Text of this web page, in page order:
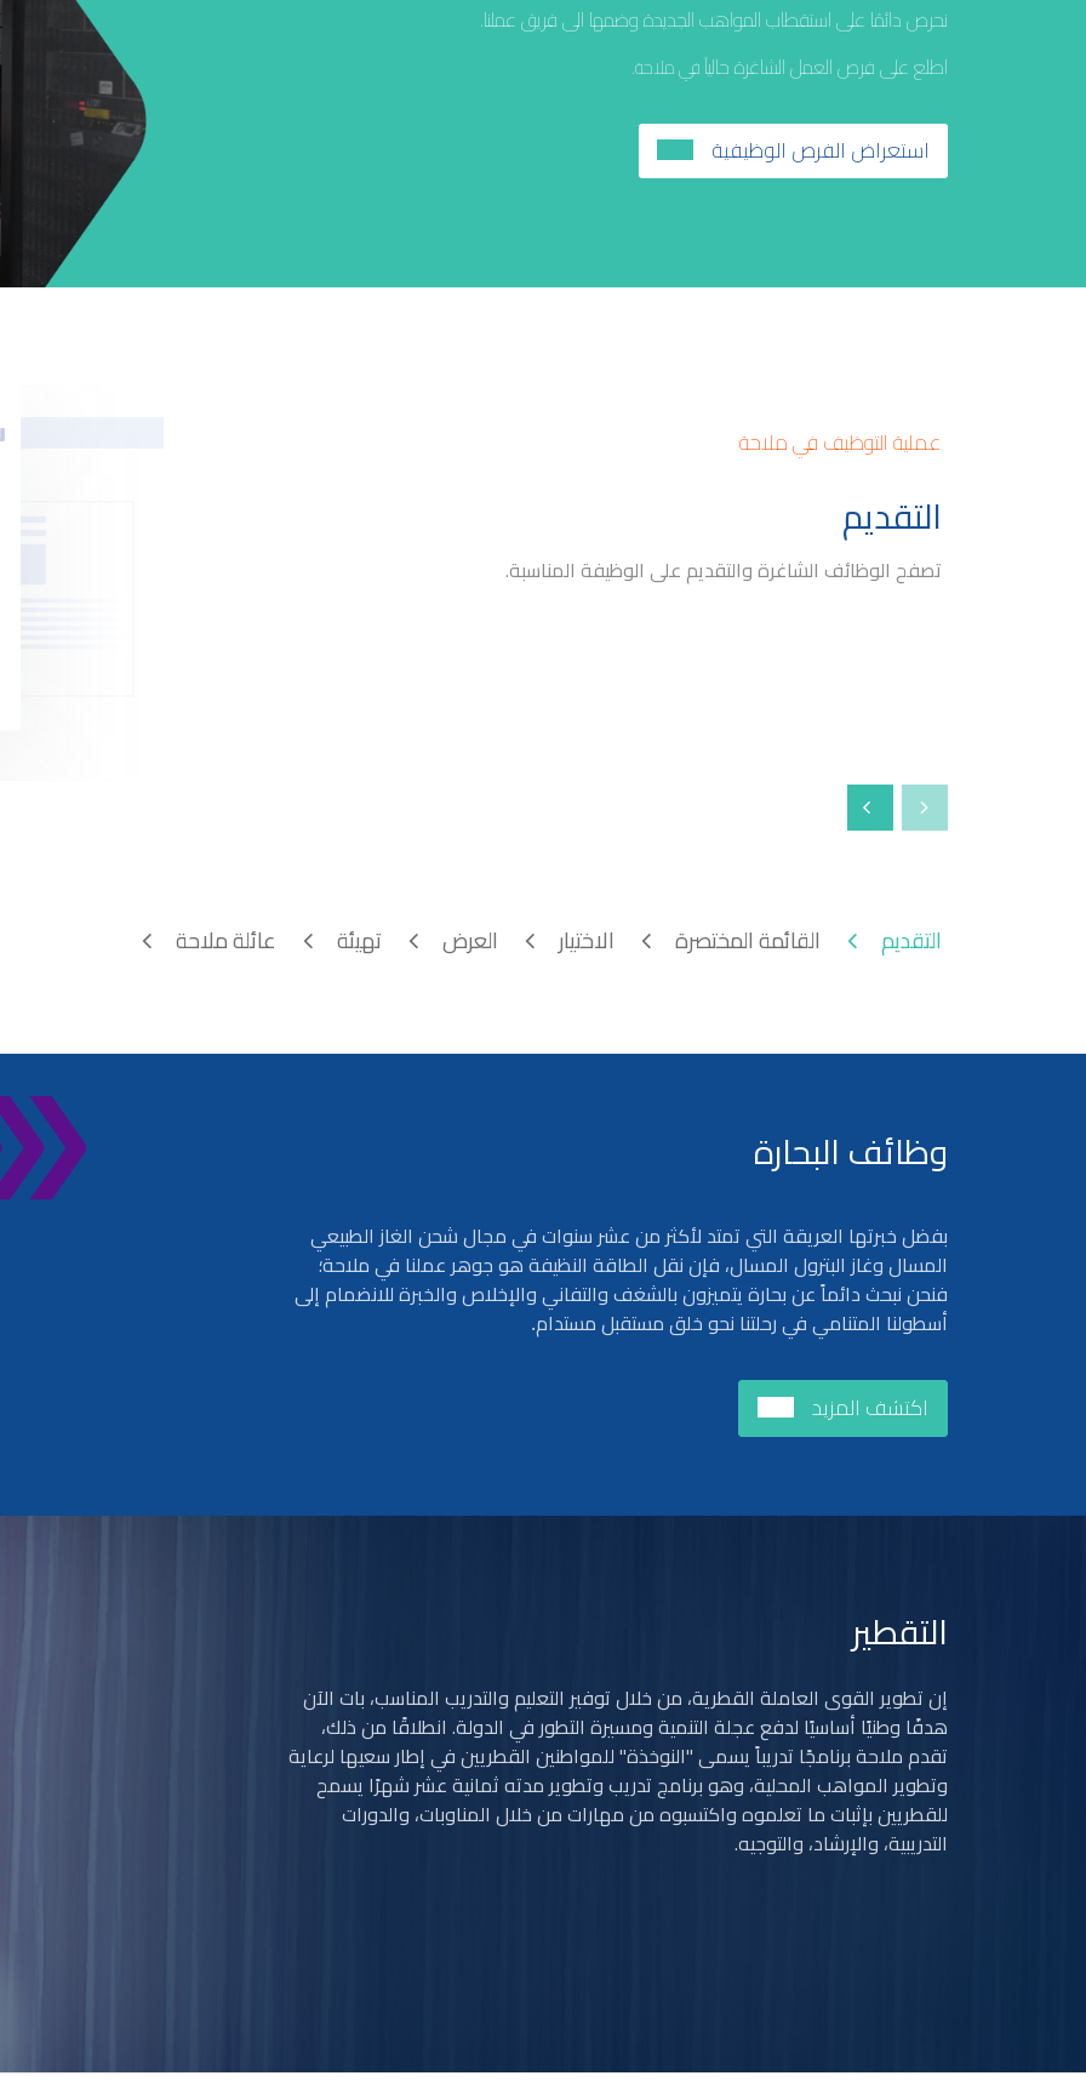
نحرص دائمًا على استقطاب المواهب الجديدة وضمها الى فريق عملنا.
اطلع على فرص العمل الشاغرة حالياًفي ملاحة.
استعراض الفرص الوظيفية
عملية التوظيف في ملاحة
التقديم
تصفح الوظائف الشاغرة والتقديم على الوظيفة المناسبة.
التقديم القائمة المختصرة الاختيار العرض تهيئة عائلة ملاحة
وظائف البحارة
بفضل خبرتها العريقة التي تمتد لأكثر من عشر سنوات في مجال شحن الغاز الطبيعي
المسال وغاز البترول المسال، فإن نقل الطاقة النظيفة هو جوهر عملنا في ملاحة؛
فنحن نبحث دائماً عن بحارة يتميزون بالشغف والتفاني والإخلاص والخبرة للانضمام إلى
أسطولنا المتنامي في رحلتنا نحو خلق مستقبل مستدام.
اكتشف المزيد
التقطير
إن تطوير القوى العاملة القطرية، من خلال توفير التعليم والتدريب المناسب، بات الآن
هدفًا وطنيًا أساسيًا لدفع عجلة التنمية ومسيرة التطور في الدولة. انطلاقًا من ذلك،
تقدم ملاحة برنامجًا تدريباً يسمى "النوخذة" للمواطنين القطريين في إطار سعيها لرعاية
وتطوير المواهب المحلية، وهو برنامج تدريب وتطوير مدته ثمانية عشر شهرًا يسمح
للقطريين بإثبات ما تعلموه واكتسبوه من مهارات من خلال المناوبات، والدورات
التدريبية، والإرشاد، والتوجيه.